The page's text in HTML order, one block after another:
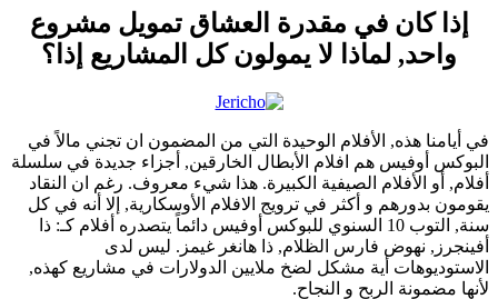
إذا كان في مقدرة العشاق تمويل مشروع
واحد, لماذا لا يمولون كل المشاريع إذا؟
في أيامنا هذه, الأفلام الوحيدة التي من المضمون ان تجني مالاً في
البوكس أوفيس هم افلام الأبطال الخارقين, أجزاء جديدة في سلسلة
أفلام, أو الأفلام الصيفية الكبيرة. هذا شيء معروف. رغم ان النقاد
يقومون بدورهم و أكثر في ترويج الافلام الأوسكارية, إلا أنه في كل
سنة, التوب 10 السنوي للبوكس أوفيس دائماً يتصدره أفلام كـ: ذا
أفينجرز, نهوض فارس الظلام, ذا هانغر غيمز. ليس لدى
الاستوديوهات أية مشكل لضخ ملايين الدولارات في مشاريع كهذه,
لأنها مضمونة الربح و النجاح.